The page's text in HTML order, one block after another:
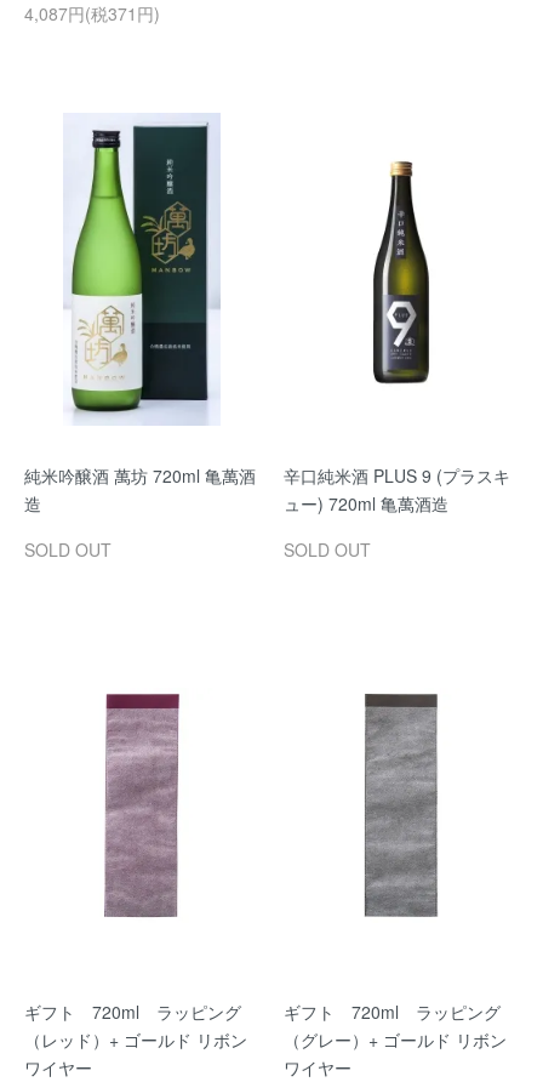
4,087円(税371円)
純米吟醸酒 萬坊 720ml 亀萬酒
造
SOLD OUT
辛口純米酒 PLUS 9 (プラスキ
ュー) 720ml 亀萬酒造
SOLD OUT
ギフト 720ml ラッピング
（レッド）+ ゴールド リボン
ワイヤー
ギフト 720ml ラッピング
（グレー）+ ゴールド リボン
ワイヤー